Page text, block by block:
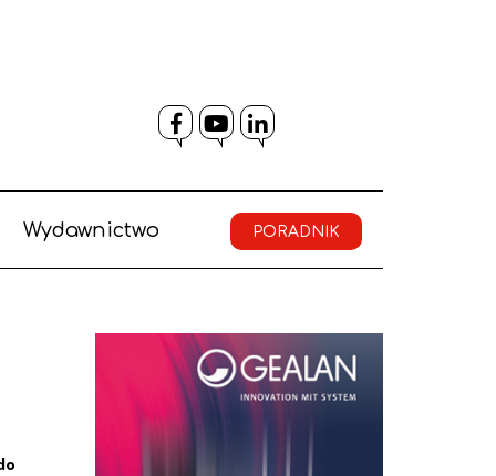
Facebook
YouTube
LinkedIn
Wydawnictwo PORADNIK